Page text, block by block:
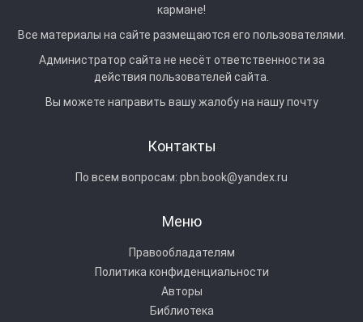
кармане!
Все материалы на сайте размещаются его пользователями.
Администратор сайта не несёт ответственности за
действия пользователей сайта.
Вы можете направить вашу жалобу на нашу почту
Контакты
По всем вопросам: pbn.book@yandex.ru
Меню
Правообладателям
Политика конфиденциальности
Авторы
Библиотека